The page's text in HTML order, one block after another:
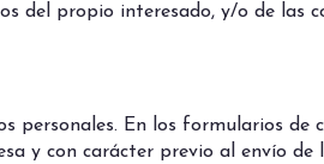
del propio interesado, y/o de las
personales. En los formularios
y con carácter previo al envío